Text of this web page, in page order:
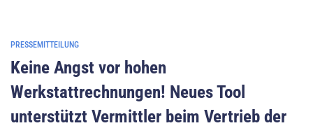
PRESSEMITTEILUNG
Keine Angst vor hohen
Werkstattrechnungen! Neues Tool
unterstützt Vermittler beim Vertrieb der